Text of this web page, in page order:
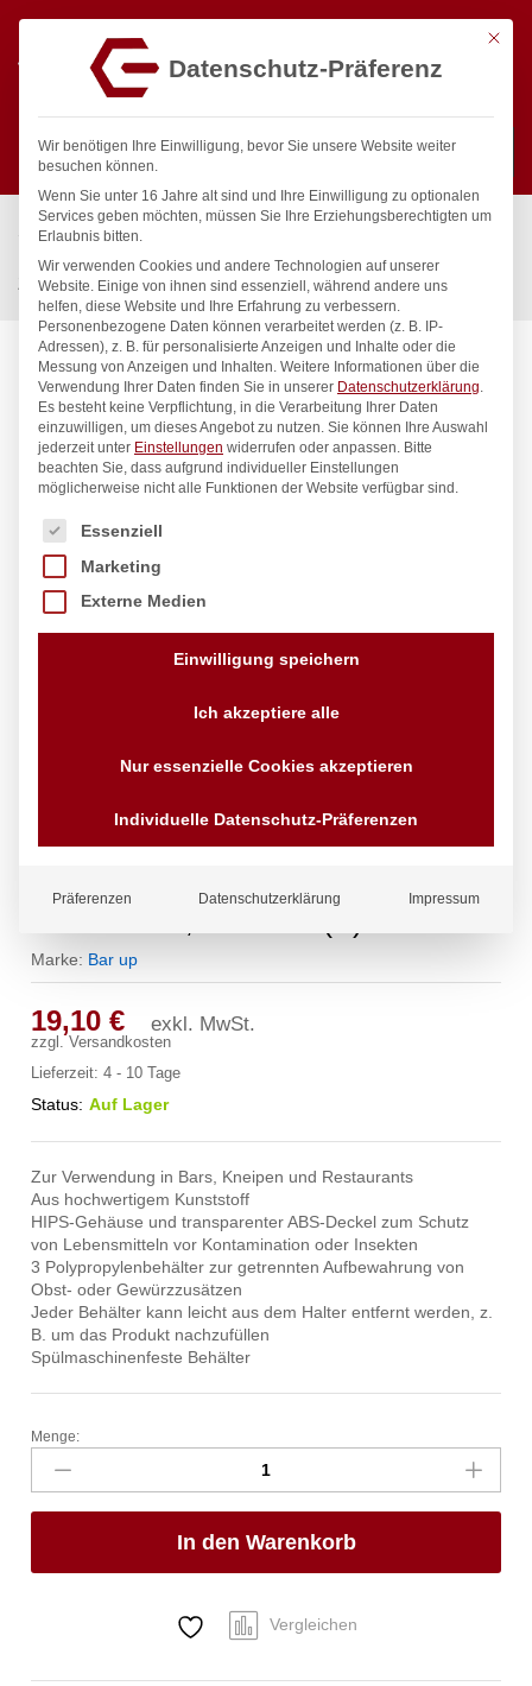
Suchen
Start / Gastronomiebedarf & Gastro Geräte für Profis
Bar & Kaffee
Cocktailzubehör
Zutatenbox – 3 Behälter, Bar up, Schwarz, 480x150x(H)100mm
Zutatenbox – 3 Behälter, Bar up,
Marke: Bar up
19,10€ exkl. MwSt.
zzgl.Versandkosten
Lieferzeit:4 - 10 Tage
Status: Auf Lager
Zur Verwendung in Bars, Kneipen und Restaurants
Aus hochwertigem Kunststoff
HIPS-Gehäuse und transparenter ABS-Deckel zum Schutz
von Lebensmitteln vor Kontamination oder Insekten
3 Polypropylenbehälter zur getrennten Aufbewahrung von
Obst- oder Gewürzzusätzen
Jeder Behälter kann leicht aus dem Halter entfernt werden, z.
B. um das Produkt nachzufüllen
Spülmaschinenfeste Behälter
Zutatenbox
3
Behälter,
up,
480x150x(H)100mm
Menge:
In den Warenkorb
Vergleichen
Mit
Datenschutz-Präferenz
Wir benötigen Ihre Einwilligung, bevor Sie unsere Website weiter
besuchen können.
Wenn Sie unter 16 Jahre alt sind und Ihre Einwilligung zu optionalen
Services geben möchten, müssen Sie Ihre Erziehungsberechtigten um
Erlaubnis bitten.
Wir verwenden Cookies und andere Technologien auf unserer
Website. Einige von ihnen sind essenziell, während andere uns
helfen, diese Website und Ihre Erfahrung zu verbessern.
Personenbezogene Daten können verarbeitet werden (z. B. IP-
Adressen), z. B. für personalisierte Anzeigen und Inhalte oder die
Messung von Anzeigen und Inhalten. Weitere Informationen über die
Verwendung Ihrer Daten finden Sie in unserer Datenschutzerklärung.
Es besteht keine Verpflichtung, in die Verarbeitung Ihrer Daten
einzuwilligen, um dieses Angebot zu nutzen. Sie können Ihre Auswahl
jederzeit unter Einstellungen widerrufen oder anpassen. Bitte
beachten Sie, dass aufgrund individueller Einstellungen
möglicherweise nicht alle Funktionen der Website verfügbar sind.
Es folgt eine Liste der Service-Gruppen, für die eine
Essenziell
Marketing
Externe Medien
Einwilligung speichern
Ich akzeptiere alle
Nur essenzielle Cookies akzeptieren
Individuelle Datenschutz-Präferenzen
Präferenzen Datenschutzerklärung Impressum